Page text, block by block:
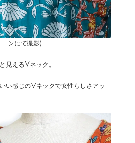
ーンにて撮影)
見えるVネック。
い感じのVネックで女性らしさアッ